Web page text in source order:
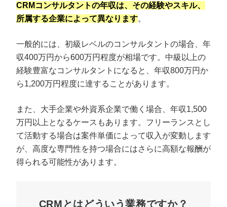
CRMコンサルタントの年収は、その経験やスキル、
所属する企業によって異なります。
一般的には、初級レベルのコンサルタントの場合、年
収400万円から600万円程度が相場です。中級以上の
経験豊富なコンサルタントになると、年収800万円か
ら1,200万円程度に達することがあります。
また、大手企業や外資系企業で働く場合、年収1,500
万円以上となるケースもあります。フリーランスとし
て活動する場合は案件単価によって収入が変動します
が、高度な専門性を持つ場合にはさらに高額な報酬が
得られる可能性があります。
CRMとはどういう業務ですか？